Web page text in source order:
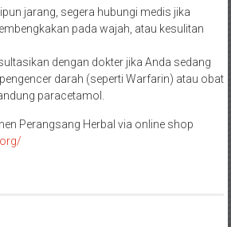
jarang, segera hubungi medis jika
pada wajah, atau kesulitan
dengan dokter jika Anda sedang
darah (seperti Warfarin) atau obat
paracetamol.
Perangsang Herbal via online shop